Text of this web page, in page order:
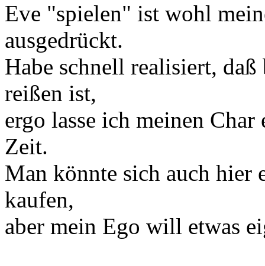
Eve "spielen" ist wohl
ausgedrückt.
Habe schnell realisiert,
reißen ist,
ergo lasse ich meinen
Zeit.
Man könnte sich auch hier
kaufen,
aber mein Ego will etwas